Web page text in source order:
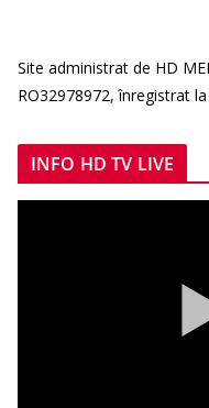
Site administrat de HD
RO32978972, înregistrat
INFO HD TV LIVE